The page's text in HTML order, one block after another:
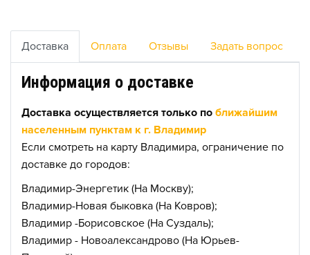
Доставка Оплата Отзывы Задать вопрос
Информация о доставке
Доставка осуществляется только по ближайшим
населенным пунктам к г. Владимир
Если смотреть на карту Владимира, ограничение по
доставке до городов:
Владимир-Энергетик (На Москву);
Владимир-Новая быковка (На Ковров);
Владимир -Борисовское (На Суздаль);
Владимир - Новоалександрово (На Юрьев-